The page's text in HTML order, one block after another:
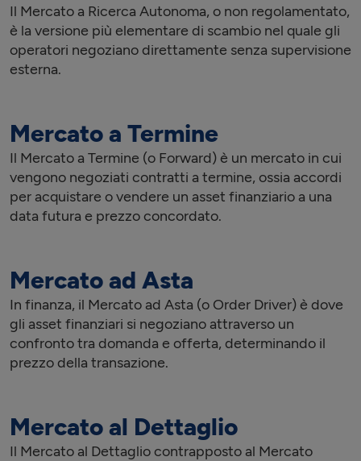
Il Mercato a Ricerca Autonoma, o non regolamentato,
è la versione più elementare di scambio nel quale gli
operatori negoziano direttamente senza supervisione
esterna.
Mercato a Termine
Il Mercato a Termine (o Forward) è un mercato in cui
vengono negoziati contratti a termine, ossia accordi
per acquistare o vendere un asset finanziario a una
data futura e prezzo concordato.
Mercato ad Asta
In finanza, il Mercato ad Asta (o Order Driver) è dove
gli asset finanziari si negoziano attraverso un
confronto tra domanda e offerta, determinando il
prezzo della transazione.
Mercato al Dettaglio
Il Mercato al Dettaglio contrapposto al Mercato